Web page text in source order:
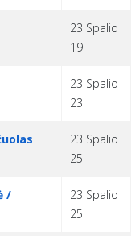
23 Spalio
19
23 Spalio
23
23 Spalio
25
/
23 Spalio
25